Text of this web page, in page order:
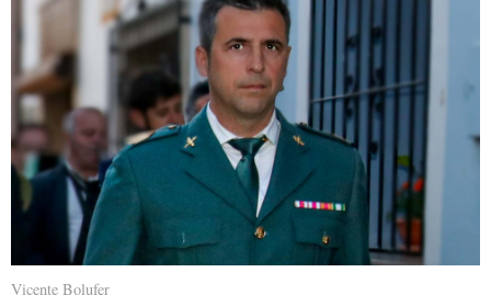
Vicente Bolufer